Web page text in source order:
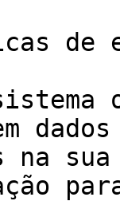
de
na sua